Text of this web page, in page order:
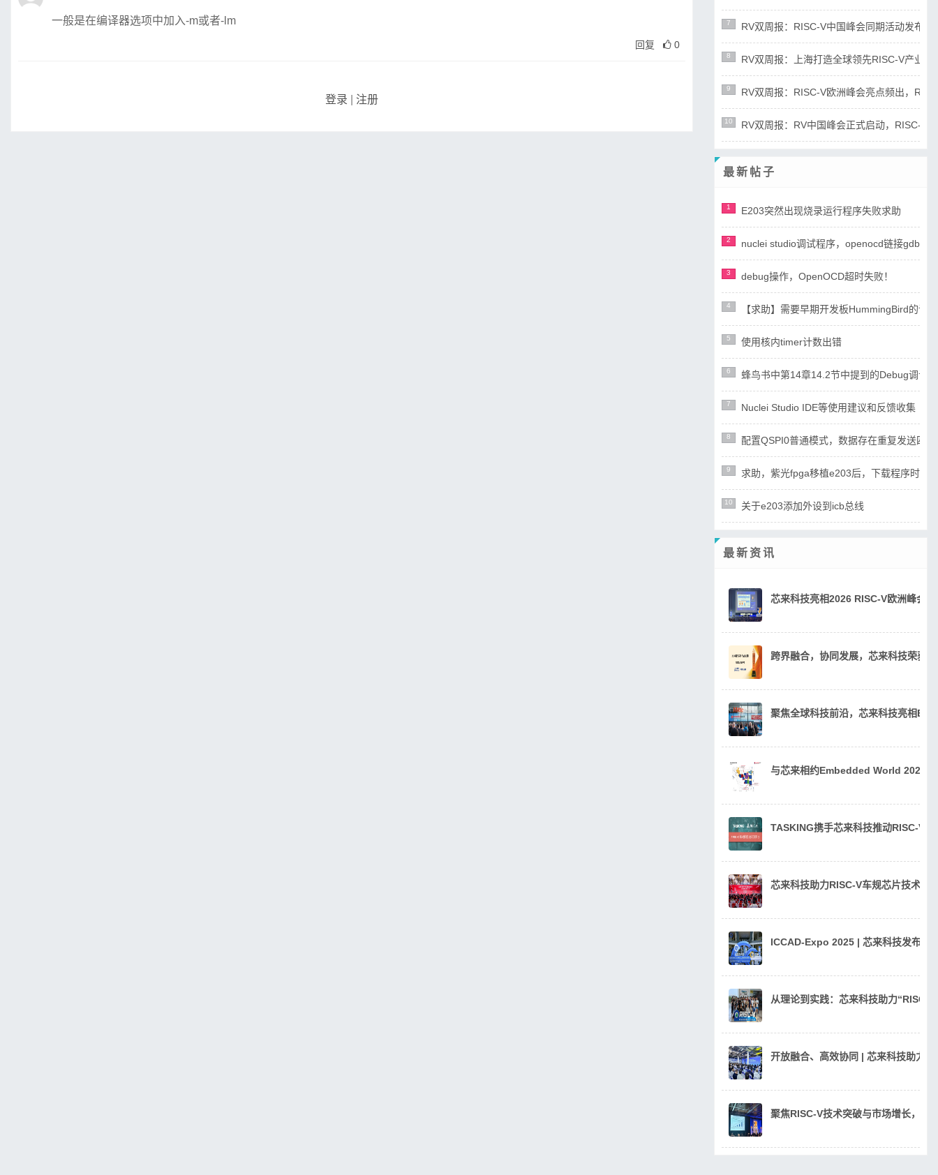
一般是在编译器选项中加入-m或者-lm
回复 0
登录 注册
7 RV双周报：RISC-V中国峰会同期活动发布
8 RV双周报：上海打造全球领先RISC-V产业
9 RV双周报：RISC-V欧洲峰会亮点频出，
10 RV双周报：RV中国峰会正式启动，RISC-V
最新帖子
1 E203突然出现烧录运行程序失败求助
2 nuclei studio调试程序，openocd链接gdb失
3 debug操作，OpenOCD超时失败！
4 【求助】需要早期开发板HummingBird的详
5 使用核内timer计数出错
6 蜂鸟书中第14章14.2节中提到的Debug调试
7 Nuclei Studio IDE等使用建议和反馈收集
8 配置QSPI0普通模式，数据存在重复发送四
9 求助，紫光fpga移植e203后，下载程序时
10 关于e203添加外设到icb总线
最新资讯
芯来科技亮相2026 RISC-V欧洲峰会
跨界融合，协同发展，芯来科技荣获
聚焦全球科技前沿，芯来科技亮相
与芯来相约Embedded World 2026，
TASKING携手芯来科技推动RISC-V汽
芯来科技助力RISC-V车规芯片技术与
ICCAD-Expo 2025 | 芯来科技发布
从理论到实践：芯来科技助力“RISC-
开放融合、高效协同 | 芯来科技助力
聚焦RISC-V技术突破与市场增长，芯